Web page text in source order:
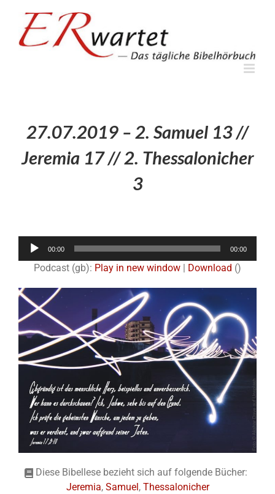
springen
27.07.2019 – 2. Samuel 13 //
Jeremia 17 // 2. Thessalonicher
3
Audio-
00:00 00:00
Podcast (gb): Play in new window Download ()
Diese Bibellese bezieht sich auf folgende Bücher:
Jeremia, Samuel , Thessalonicher